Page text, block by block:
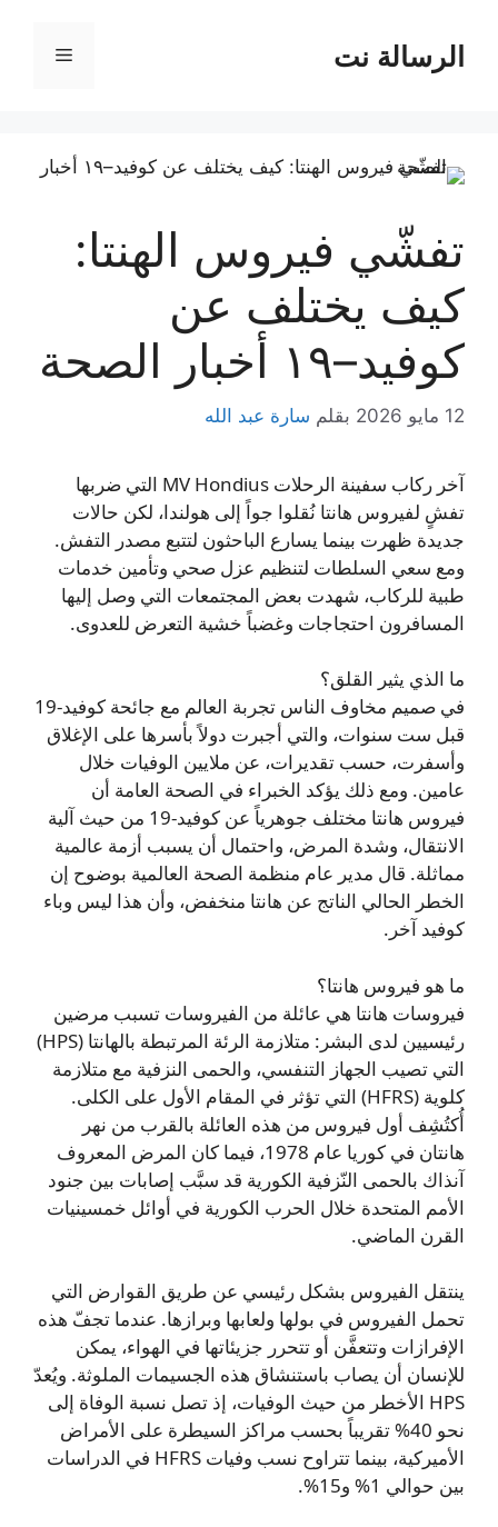
المحتوىالرسالة نت القائمة
تفشّي فيروس الهنتا:
كيف يختلف عن
كوفيد–١٩ أخبار الصحة
12 مايو 2026 بقلم سارة عبد الله
آخر ركاب سفينة الرحلات MV Hondius التي ضربها
تفشٍ لفيروس هانتا نُقلوا جواً إلى هولندا، لكن حالات
جديدة ظهرت بينما يسارع الباحثون لتتبع مصدر التفش.
ومع سعي السلطات لتنظيم عزل صحي وتأمين خدمات
طبية للركاب، شهدت بعض المجتمعات التي وصل إليها
المسافرون احتجاجات وغضباً خشية التعرض للعدوى.
ما الذي يثير القلق؟
في صميم مخاوف الناس تجربة العالم مع جائحة كوفيد‑19
قبل ست سنوات، والتي أجبرت دولاً بأسرها على الإغلاق
وأسفرت، حسب تقديرات، عن ملايين الوفيات خلال
عامين. ومع ذلك يؤكد الخبراء في الصحة العامة أن
فيروس هانتا مختلف جوهرياً عن كوفيد‑19 من حيث آلية
الانتقال، وشدة المرض، واحتمال أن يسبب أزمة عالمية
مماثلة. قال مدير عام منظمة الصحة العالمية بوضوح إن
الخطر الحالي الناتج عن هانتا منخفض، وأن هذا ليس وباء
كوفيد آخر.
ما هو فيروس هانتا؟
فيروسات هانتا هي عائلة من الفيروسات تسبب مرضين
رئيسيين لدى البشر: متلازمة الرئة المرتبطة بالهانتا (HPS)
التي تصيب الجهاز التنفسي، والحمى النزفية مع متلازمة
كلوية (HFRS) التي تؤثر في المقام الأول على الكلى.
أُكتُشِف أول فيروس من هذه العائلة بالقرب من نهر
هانتان في كوريا عام 1978، فيما كان المرض المعروف
آنذاك بالحمى النّزفية الكورية قد سبَّب إصابات بين جنود
الأمم المتحدة خلال الحرب الكورية في أوائل خمسينيات
القرن الماضي.
ينتقل الفيروس بشكل رئيسي عن طريق القوارض التي
تحمل الفيروس في بولها ولعابها وبرازها. عندما تجفّ هذه
الإفرازات وتتعفَّن أو تتحرر جزيئاتها في الهواء، يمكن
للإنسان أن يصاب باستنشاق هذه الجسيمات الملوثة. ويُعدّ
HPS الأخطر من حيث الوفيات، إذ تصل نسبة الوفاة إلى
نحو 40% تقريباً بحسب مراكز السيطرة على الأمراض
الأميركية، بينما تتراوح نسب وفيات HFRS في الدراسات
بين حوالي 1% و15%.